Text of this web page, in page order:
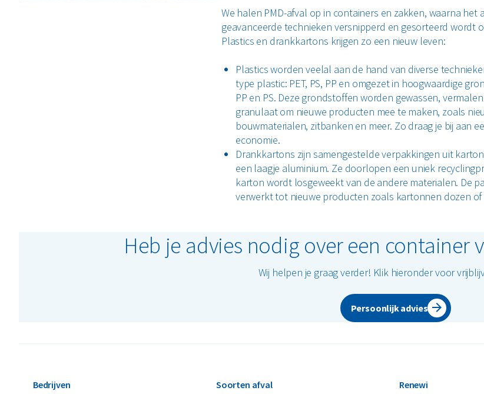
We halen PMD-afval op in containers en zakken, waarna het
geavanceerde technieken versnipperd en gesorteerd wordt
Plastics en drankkartons krijgen zo een nieuw leven:
Plastics worden veelal aan de hand van diverse
type plastic: PET, PS, PP en omgezet in hoogwaardige
PP en PS. Deze grondstoffen worden gewassen,
granulaat om nieuwe producten mee te maken, zoals
bouwmaterialen, zitbanken en meer. Zo draag je bij aan
economie.
Drankkartons zijn samengestelde verpakkingen uit
een laagje aluminium. Ze doorlopen een uniek
karton wordt losgeweekt van de andere materialen. De
verwerkt tot nieuwe producten zoals kartonnen dozen
Heb je advies nodig over een container
Wij helpen je graag verder! Klik hieronder voor
Persoonlijk advies
Bedrijven Soorten afval Renewi